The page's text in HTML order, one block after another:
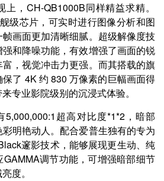
，CH-QB1000B同样精益求精。
级芯片，可实时进行图像分析和图
画面更加清晰细腻。超级解像度技
和降噪功能，有效增强了画面的锐
，视觉冲击力更强。而其搭载的旗
了 4K 约 830 万像素的巨幅画面得
专业影院级别的沉浸式体验。
5,000,000:1超高对比度*1*2，暗部
明艳动人。配合爱普生独有的专为
邃影技术，能够展现更生动、纯
调节功能，可增强暗部细节
度。